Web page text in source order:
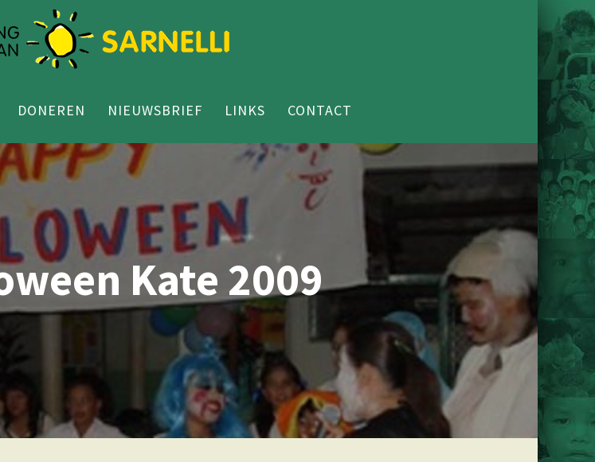
DONEREN NIEUWSBRIEF LINKS CONTACT
Kate 2009